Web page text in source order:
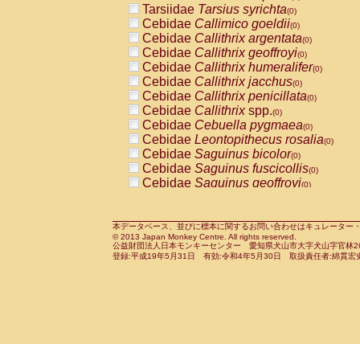
PitheciidaeCallicebus donacophilus
PitheciidaeCallicebus moloch
PitheciidaeCallicebus torquatus
PitheciidaeCallicebusspp.(0)
PitheciidaeChiropotes satanas(0)
PitheciidaePithecia monachus
PitheciidaePithecia pithecia(0)
CercopithecidaeCercocebus agilis
CercopithecidaeCercocebus
CercopithecidaeCercocebus
CercopithecidaeCercocebus
CercopithecidaeCercocebus
CercopithecidaeCercocebushybrid
CercopithecidaePapio anubis(0)
CercopithecidaePapio cynocephalus
CercopithecidaePapio hamadryas(0)
Tarsiidae Tarsius syrichta(0)
Cebidae Callimico goeldii(0)
Cebidae Callithrix argentata(0)
Cebidae Callithrix geoffroyi(0)
Cebidae Callithrix humeralifer(0)
Cebidae Callithrix jacchus(0)
Cebidae Callithrix penicillata(0)
Cebidae Callithrixspp.(0)
Cebidae Cebuella pygmaea(0)
Cebidae Leontopithecus rosalia(0)
Cebidae Saguinus bicolor(0)
Cebidae Saguinus fuscicollis(0)
Cebidae Saguinus geoffroyi(0)
CebidaeSaguinus leucopus(0)
CebidaeSaguinus midas(0)
Cebidae Saguinus mystax(0)
本データベース、並びに標本に関するお問い合わせはキュレータ
© 2013 Japan Monkey Centre. All rights reserved.
公益財団法人日本モンキーセンター 愛知県犬山市大字犬山字官
登録:平成19年5月31日 有効:令和4年5月30日 取扱責任者:綿貫宏